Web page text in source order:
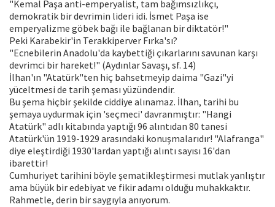
"Kemal Paşa anti-emperyalist, tam bağımsızlıkçı,
demokratik bir devrimin lideri idi. İsmet Paşa ise
emperyalizme göbek bağı ile bağlanan bir diktatör!"
Peki Karabekir'in Terakkiperver Fırka'sı?
"Ecnebilerin Anadolu'da kaybettiği çıkarlarını savunan karşı
devrimci bir hareket!" (Aydınlar Savaşı, sf. 14)
İlhan'ın "Atatürk"ten hiç bahsetmeyip daima "Gazi"yi
yüceltmesi de tarih şeması yüzündendir.
Bu şema hiçbir şekilde ciddiye alınamaz. İlhan, tarihi bu
şemaya uydurmak için 'seçmeci' davranmıştır: "Hangi
Atatürk" adlı kitabında yaptığı 96 alıntıdan 80 tanesi
Atatürk'ün 1919-1929 arasındaki konuşmalarıdır! "Alafranga"
diye eleştirdiği 1930'lardan yaptığı alıntı sayısı 16'dan
ibarettir!
Cumhuriyet tarihini böyle şematikleştirmesi mutlak yanlıştır
ama büyük bir edebiyat ve fikir adamı olduğu muhakkaktır.
Rahmetle, derin bir saygıyla anıyorum.